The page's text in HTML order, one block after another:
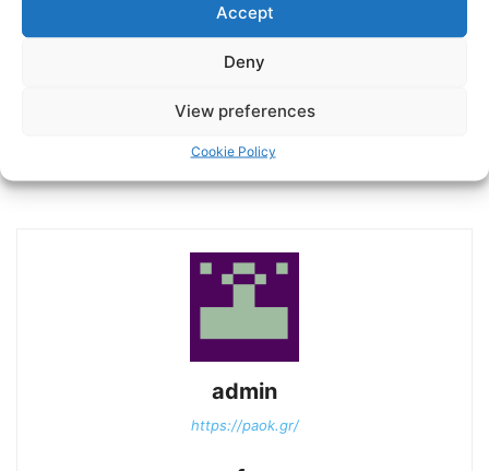
Accept
Deny
View preferences
Cookie Policy
LIBERO107.4|ΠΑΟΚ|ΒΑΣΙΛΗΣ
Την Βοήθεια Του Κόσμο Του
Όλγα Βεργίδου: «Κάνοντας
πολύ καλά!» | AC PAOK TV
admin
https://paok.gr/